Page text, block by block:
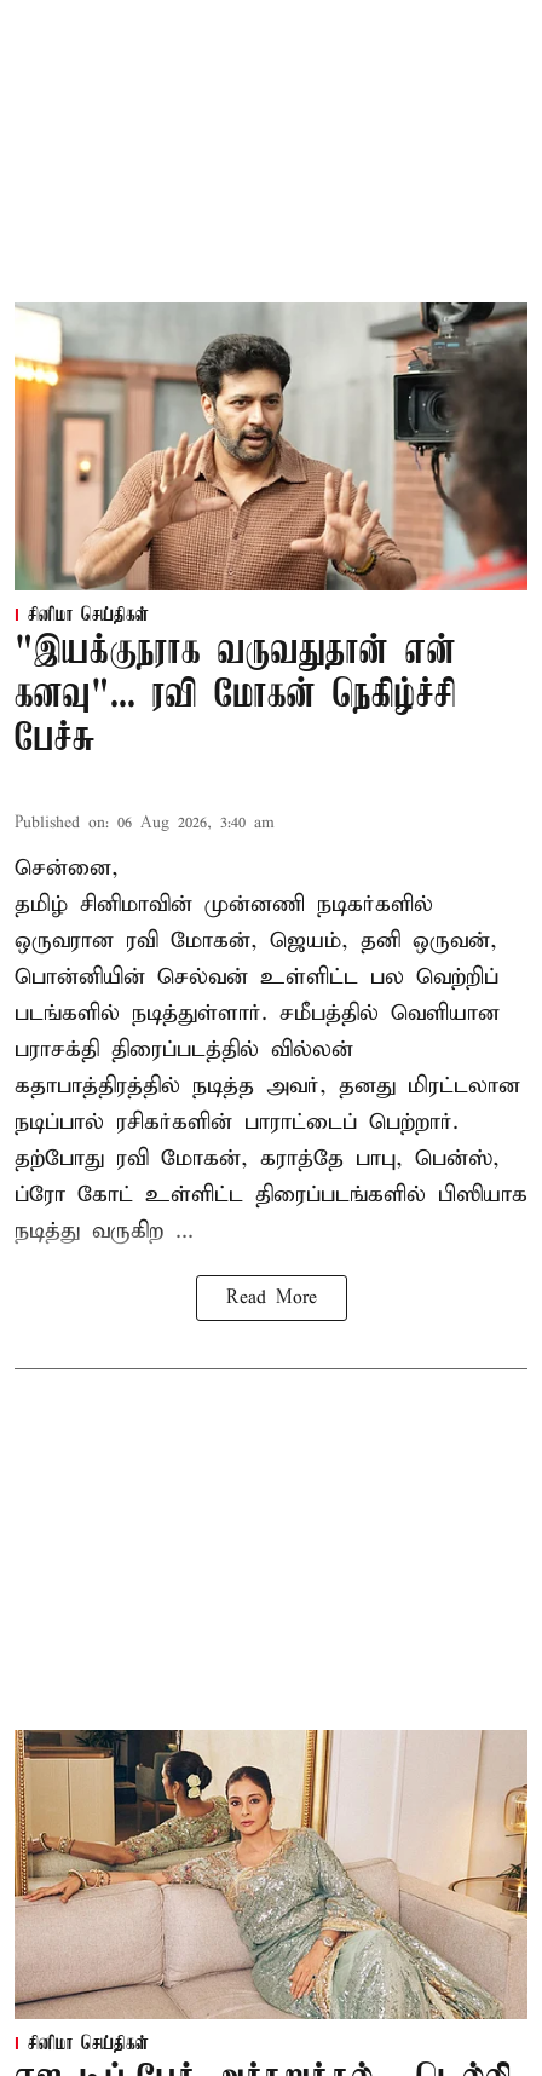
சினிமா செய்திகள்
"இயக்குநராக வருவதுதான் என்
கனவு"... ரவி மோகன் நெகிழ்ச்சி
பேச்சு
Published on: 06 Aug 2026, 3:40 am
சென்னை,
தமிழ் சினிமாவின் முன்னணி நடிகர்களில்
ஒருவரான ரவி மோகன், ஜெயம், தனி ஒருவன்,
பொன்னியின் செல்வன் உள்ளிட்ட பல வெற்றிப்
படங்களில் நடித்துள்ளார். சமீபத்தில் வெளியான
பராசக்தி திரைப்படத்தில் வில்லன்
கதாபாத்திரத்தில் நடித்த அவர், தனது மிரட்டலான
நடிப்பால் ரசிகர்களின் பாராட்டைப் பெற்றார்.
தற்போது ரவி மோகன், கராத்தே பாபு, பென்ஸ்,
ப்ரோ கோட் உள்ளிட்ட திரைப்படங்களில் பிஸியாக
நடித்து வருகிற ...
Read More
சினிமா செய்திகள்